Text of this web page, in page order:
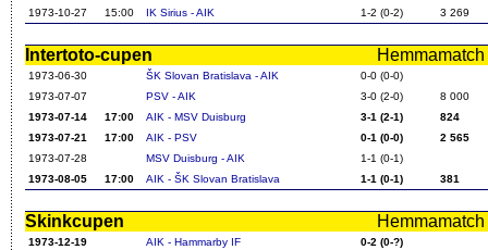
1973-10-27
15:00 IK Sirius - AIK 1-2 (0-2) 3 269
Intertoto-cupen
1973-06-30 ŠK Slovan Bratislava - AIK
0-0 (0-0)
1973-07-07
PSV - AIK 3-0 (2-0)
8 000
1973-07-14
17:00 AIK - MSV Duisburg 3-1 (2-1)
824
1973-07-21
17:00 AIK - PSV 0-1 (0-0)
2 565
1973-07-28
MSV Duisburg - AIK
1-1 (0-1)
1973-08-05
17:00 AIK - ŠK Slovan Bratislava 1-1 (0-1) 381
Skinkcupen
1973-12-19 AIK - Hammarby IF 0-2 (0-?)